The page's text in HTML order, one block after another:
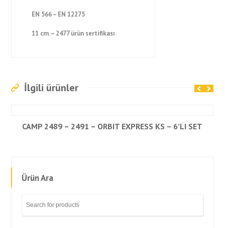
EN 566 – EN 12275
11 cm. – 2477 ürün sertifikası
İlgili ürünler
CAMP 2489 – 2491 – ORBIT EXPRESS KS – 6’LI SET
Ürün Ara